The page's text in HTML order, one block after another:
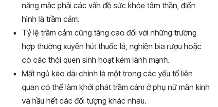
năng mắc phải các vấn đề sức khỏe tâm thần, điển
hình là trầm cảm.
Tỷ lệ trầm cảm cũng tăng cao đối với những trường
hợp thường xuyên hút thuốc lá, nghiện bia rượu hoặc
có các thói quen sinh hoạt kém lành mạnh.
Mất ngủ kéo dài chính là một trong các yếu tố liên
quan có thể làm khởi phát trầm cảm ở phụ nữ mãn kinh
và hầu hết các đối tượng khác nhau.